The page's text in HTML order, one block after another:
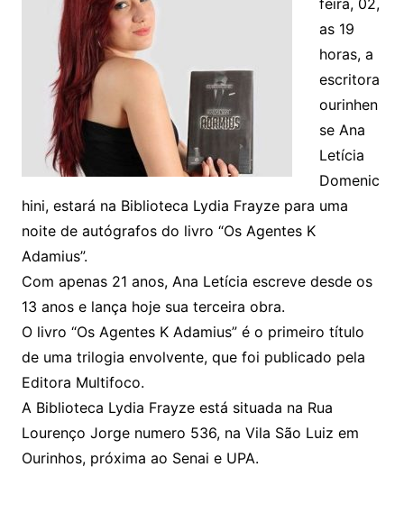
feira, 02,
as 19
horas, a
escritora
ourinhen
se Ana
Letícia
Domenic
hini, estará na Biblioteca Lydia Frayze para uma
noite de autógrafos do livro “Os Agentes K
Adamius”.
Com apenas 21 anos, Ana Letícia escreve desde os
13 anos e lança hoje sua terceira obra.
O livro “Os Agentes K Adamius” é o primeiro título
de uma trilogia envolvente, que foi publicado pela
Editora Multifoco.
A Biblioteca Lydia Frayze está situada na Rua
Lourenço Jorge numero 536, na Vila São Luiz em
Ourinhos, próxima ao Senai e UPA.